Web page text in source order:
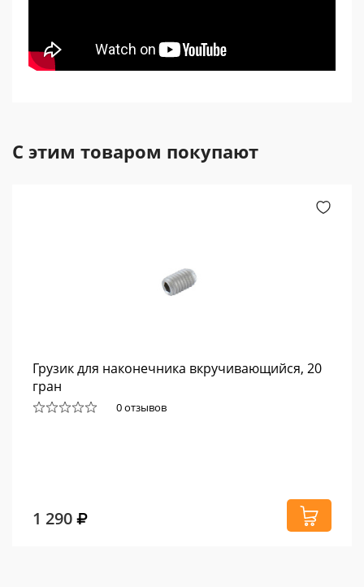
С этим товаром покупают
Грузик для наконечника вкручивающийся, 20
гран
0 отзывов
1 290